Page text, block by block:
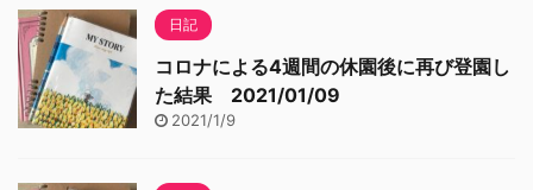
日記
コロナによる4週間の休園後に再び登園し
た結果 2021/01/09
2021/1/9